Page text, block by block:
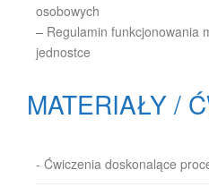
osobowych
– Regulamin funkcjonowania
jednostce
MATERIAŁY /
- Ćwiczenia doskonalące